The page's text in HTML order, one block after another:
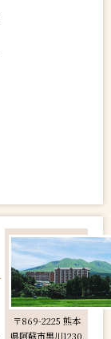
〒869-2225 熊本
県阿蘇市黒川1230